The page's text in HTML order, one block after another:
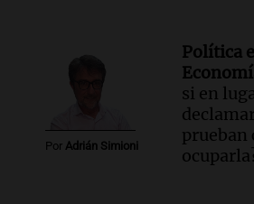
Audio.
Manifestación en
la ley de Propiedad
el Senado.
Viva la Radio Rosario
Luis Juez
Por Adrián Simioni
Política
si en
prueban